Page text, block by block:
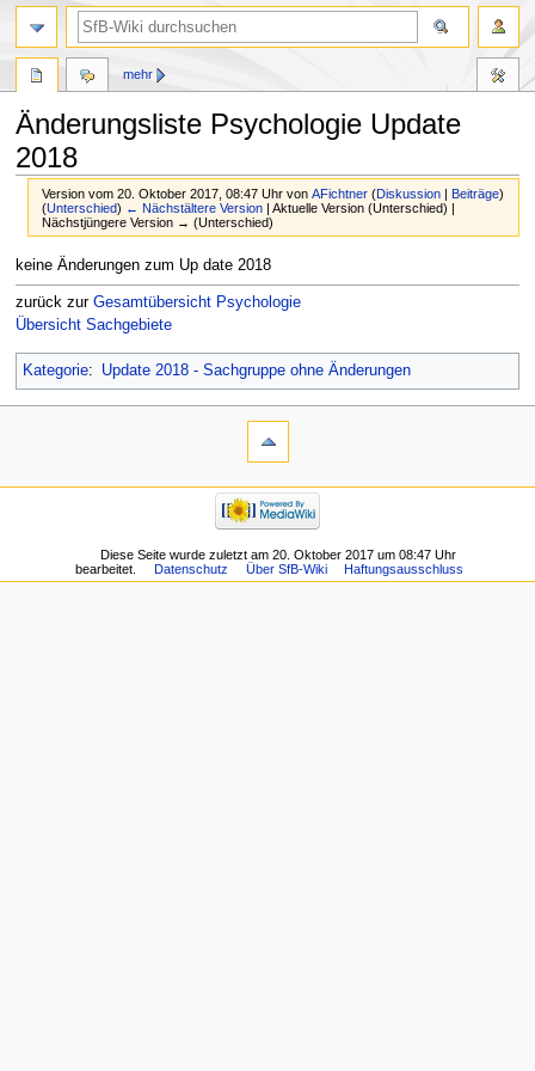
Änderungsliste Psychologie Update
2018
Version vom 20. Oktober 2017, 08:47 Uhr von AFichtner (Diskussion | Beiträge)
(Unterschied) ← Nächstältere Version | Aktuelle Version (Unterschied) |
Nächstjüngere Version → (Unterschied)
Zur
Navigation
springen
Zur
Suche
springen
keine Änderungen zum Up date 2018
zurück zur Gesamtübersicht Psychologie
Übersicht Sachgebiete
Kategorie: Update 2018 - Sachgruppe ohne Änderungen
mehr
Diese Seite wurde zuletzt am 20. Oktober 2017 um 08:47 Uhr
bearbeitet.
Datenschutz Über SfB-Wiki Haftungsausschluss